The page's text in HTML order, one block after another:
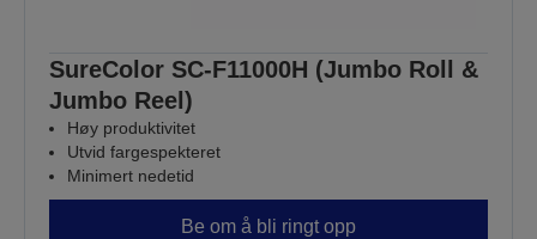
SureColor SC-F11000H (Jumbo Roll &
Jumbo Reel)
Høy produktivitet
Utvid fargespekteret
Minimert nedetid
Be om å bli ringt opp